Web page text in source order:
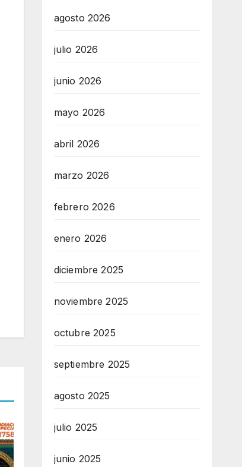
agosto 2026
julio 2026
junio 2026
mayo 2026
abril 2026
marzo 2026
febrero 2026
enero 2026
diciembre 2025
noviembre 2025
octubre 2025
septiembre 2025
agosto 2025
julio 2025
junio 2025